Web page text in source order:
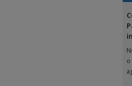
o